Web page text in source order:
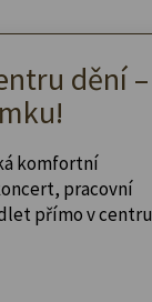
dění –
komfortní
pracovní
přímo v centru